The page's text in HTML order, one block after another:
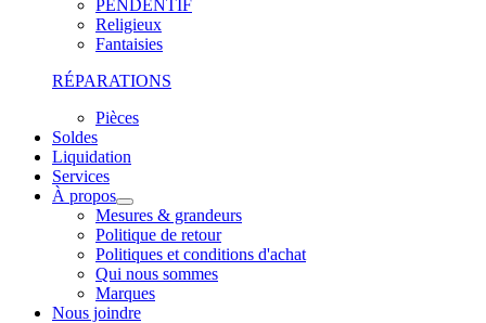
PENDENTIF
Religieux
Fantaisies
RÉPARATIONS
Pièces
Soldes
Liquidation
Services
À propos
Mesures & grandeurs
Politique de retour
Politiques et conditions d'achat
Qui nous sommes
Marques
Nous joindre